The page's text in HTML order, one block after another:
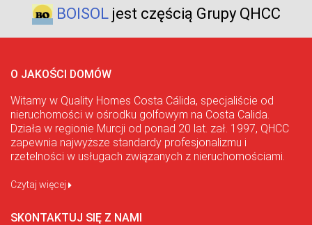
BOISOLjest częścią Grupy QHCC
O JAKOŚCI DOMÓW
Witamy w Quality Homes Costa Cálida, specjaliście od
nieruchomości w ośrodku golfowym na Costa Calida.
Działa w regionie Murcji od ponad 20 lat. zał. 1997, QHCC
zapewnia najwyższe standardy profesjonalizmu i
rzetelności w usługach związanych z nieruchomościami.
Czytaj więcej
SKONTAKTUJ SIĘ Z NAMI